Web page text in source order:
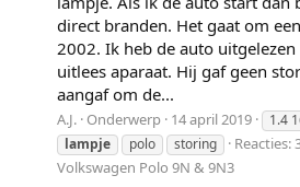
direct branden. Het gaat om
2002. Ik heb de auto
uitlees aparaat. Hij gaf geen
aangaf om de...
A.J. Onderwerp 14 april 2019 1.4
lampje
polo storing Reacties:
Volkswagen Polo 9N & 9N3